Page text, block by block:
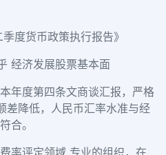
度货币政策执行报告》
经济发展股票基本面
年度第四条文商谈汇报，严格
差降低，人民币汇率水准与经
合。
率评定领域 专业的组织，在